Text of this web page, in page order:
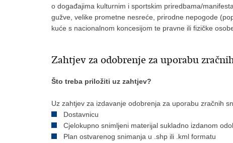
o događajima kulturnim i sportskim priredbama/
gužve, velike prometne nesreće, prirodne nepogode
kuće s nacionalnom koncesijom te pravne ili fizičke
Zahtjev za odobrenje za uporabu
Što treba priložiti uz zahtjev?
Uz zahtjev za izdavanje odobrenja za uporabu zračnih
Dostavnicu
Cjelokupno snimljeni materijal sukladno izdanom
Plan ostvarenog snimanja u .shp ili .kml formatu